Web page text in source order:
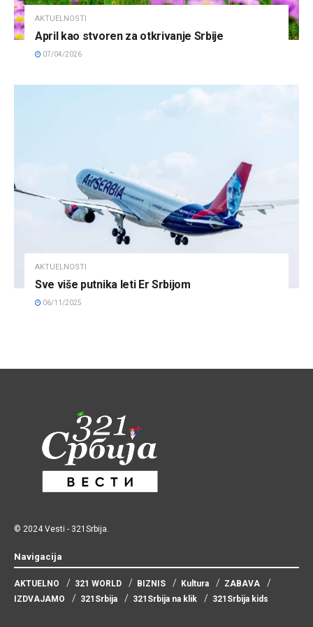
AKTUELNOSTI
April kao stvoren za otkrivanje Srbije
07/04/2026
AKTUELNOSTI
Sve više putnika leti Er Srbijom
06/11/2025
© 2024Vesti - 321Srbija.
Navigacija
AKTUELNO 321 WORLD BIZNIS Kultura
ZABAVA
IZDVAJAMO
321Srbija 321Srbija na klik 321Srbija kids